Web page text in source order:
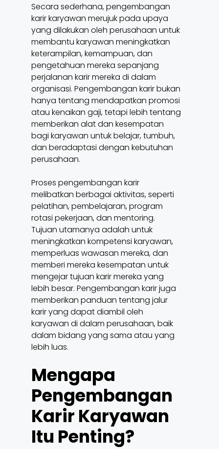
Secara sederhana, pengembangan
karir karyawan merujuk pada upaya
yang dilakukan oleh perusahaan untuk
membantu karyawan meningkatkan
keterampilan, kemampuan, dan
pengetahuan mereka sepanjang
perjalanan karir mereka di dalam
organisasi. Pengembangan karir bukan
hanya tentang mendapatkan promosi
atau kenaikan gaji, tetapi lebih tentang
memberikan alat dan kesempatan
bagi karyawan untuk belajar, tumbuh,
dan beradaptasi dengan kebutuhan
perusahaan.
Proses pengembangan karir
melibatkan berbagai aktivitas, seperti
pelatihan, pembelajaran, program
rotasi pekerjaan, dan mentoring.
Tujuan utamanya adalah untuk
meningkatkan kompetensi karyawan,
memperluas wawasan mereka, dan
memberi mereka kesempatan untuk
mengejar tujuan karir mereka yang
lebih besar. Pengembangan karir juga
memberikan panduan tentang jalur
karir yang dapat diambil oleh
karyawan di dalam perusahaan, baik
dalam bidang yang sama atau yang
lebih luas.
Mengapa
Pengembangan
Karir Karyawan
Itu Penting?